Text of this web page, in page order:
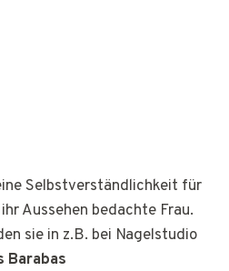
Selbstverständlichkeit für
Aussehen bedachte Frau.
sie in z.B. bei Nagelstudio
Barabas